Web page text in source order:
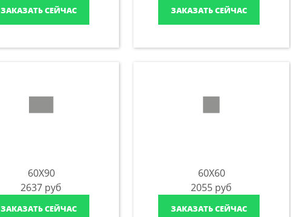
ЗАКАЗАТЬ СЕЙЧАС ЗАКАЗАТЬ СЕЙЧАС
60X90
2637 руб
ЗАКАЗАТЬ СЕЙЧАС
60X60
2055 руб
ЗАКАЗАТЬ СЕЙЧАС